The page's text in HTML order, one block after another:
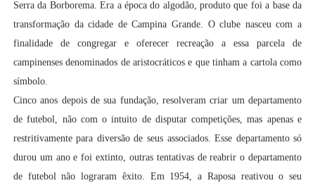
Serra da Borborema. Era a época do algodão, produto que foi a base da
transformação da cidade de Campina Grande. O clube nasceu com a
finalidade de congregar e oferecer recreação a essa parcela de
campinenses denominados de aristocráticos e que tinham a cartola como
símbolo.
Cinco anos depois de sua fundação, resolveram criar um departamento
de futebol, não com o intuito de disputar competições, mas apenas e
restritivamente para diversão de seus associados. Esse departamento só
durou um ano e foi extinto, outras tentativas de reabrir o departamento
de futebol não lograram êxito. Em 1954, a Raposa reativou o seu